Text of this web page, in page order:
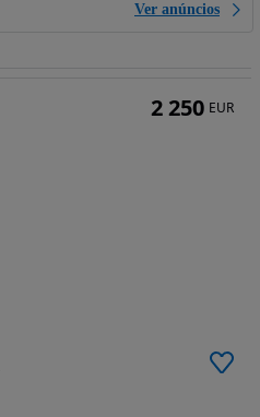
Ver anúncios
2 250 EUR